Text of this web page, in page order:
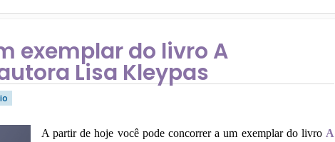
exemplar do livro A
Lisa Kleypas
A partir de hoje você pode concorrer a um exemplar do livro A